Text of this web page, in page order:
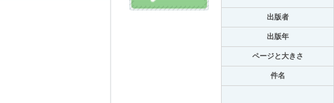
出版者
出版年
ページと大きさ
件名